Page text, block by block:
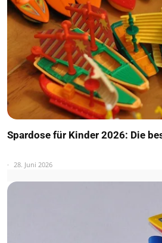
Spardose für Kinder 2026: Die
28. Juni 2026